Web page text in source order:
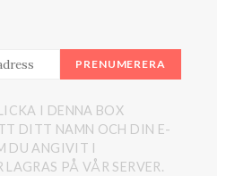
PRENUMERERA
I DENNA BOX
DITT NAMN OCH DIN E-
DU ANGIVIT I
LAGRAS PÅ VÅR SERVER.